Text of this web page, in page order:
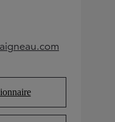
new tab)
tab)